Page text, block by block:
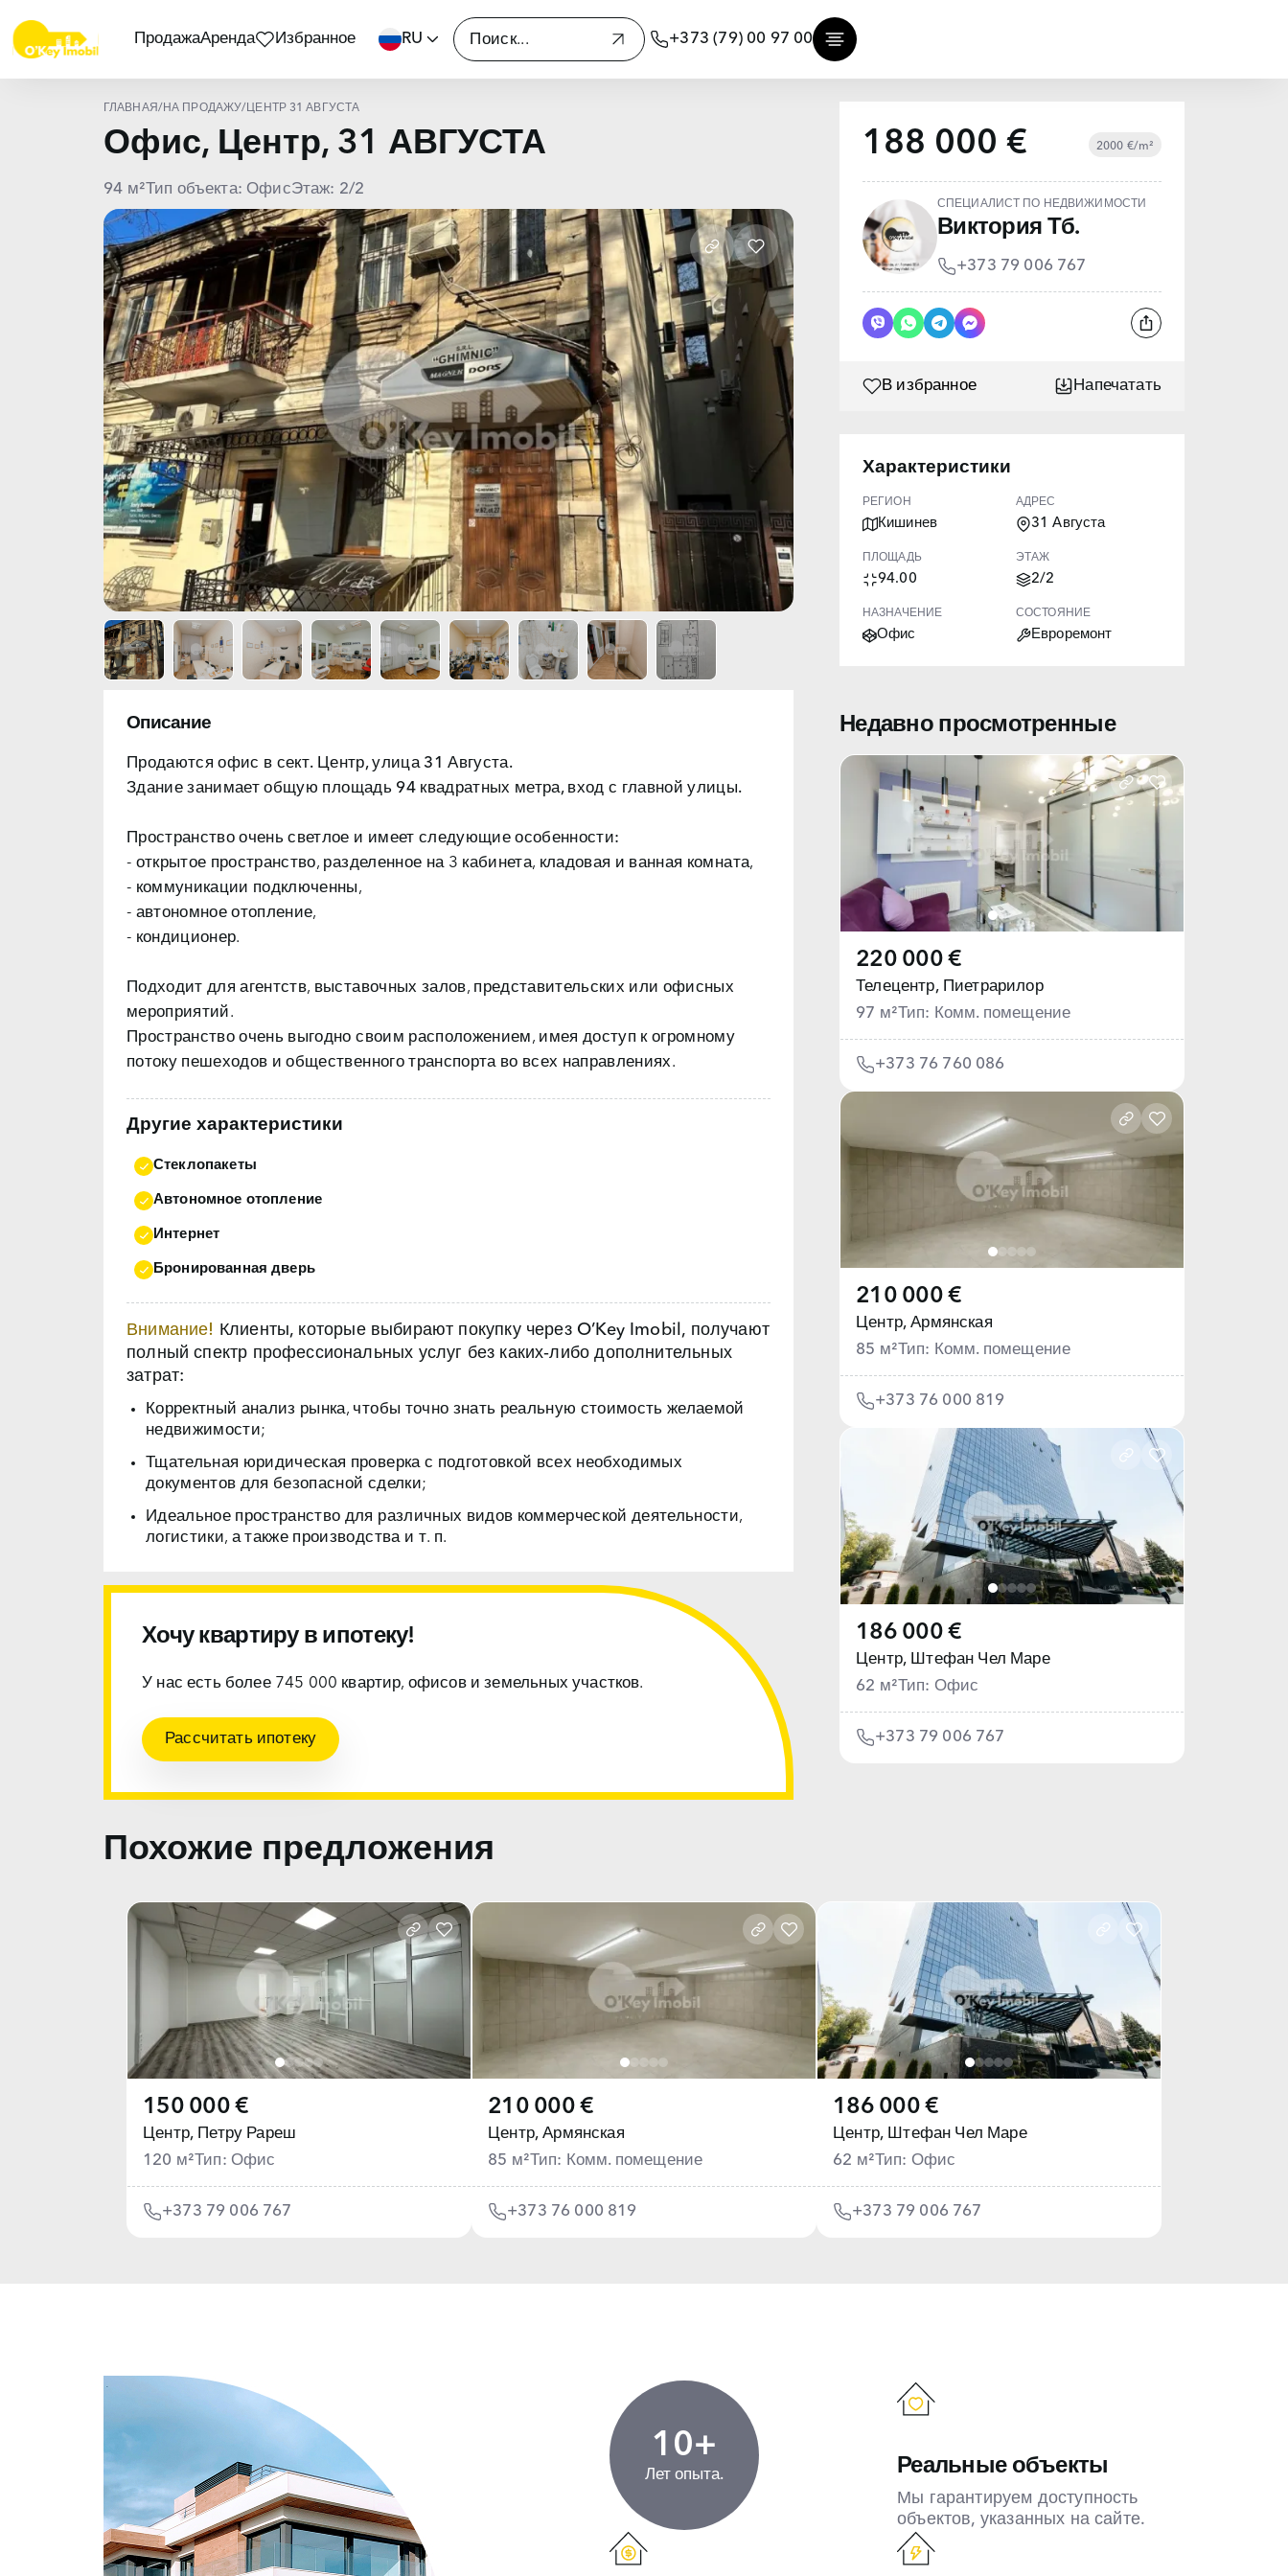
ПродажаАренда Избранное RU +373 (79) 00 97 00
ГЛАВНАЯ/ НА ПРОДАЖУ/ ЦЕНТР 31 АВГУСТА
Офис, Центр, 31 АВГУСТА
94 м²Тип объекта: ОфисЭтаж: 2/2
Описание
Продаются офис в сект. Центр, улица 31 Августа.
Здание занимаетобщую площадь 94 квадратных метра, вход с главной улицы.
Пространство очень светлое и имеет следующиеособенности:
- открытое пространство, разделенное на 3 кабинета, кладовая и ванная комната,
- коммуникации подключенны,
- автономное отопление,
- кондиционер.
Подходит для агентств, выставочных залов, представительских или офисных
мероприятий.
Пространство очень выгодно своим расположением, имея доступ к огромному
потоку пешеходов и общественного транспорта во всех направлениях.
Другие характеристики
Стеклопакеты
Автономное отопление
Интернет
Бронированная дверь
Внимание!
Клиенты, которые выбирают покупку через O’Key Imobil, получают
полный спектр профессиональных услуг без каких‑либо дополнительных
затрат:
Корректный анализ рынка, чтобы точно знать реальную стоимость желаемой
недвижимости;
Тщательная юридическая проверка с подготовкой всех необходимых
документов для безопасной сделки;
Идеальное пространство для различных видов коммерческой деятельности,
логистики, а также производства и т. п.
Хочу квартиру в ипотеку!
У нас есть более 745 000 квартир, офисов и земельных участков.
Рассчитать ипотеку
188 000 € 2000 €/m²
СПЕЦИАЛИСТ ПО НЕДВИЖИМОСТИ
Виктория Тб.
+373 79 006 767
В избранное Напечатать
Характеристики
РЕГИОН
Кишинев
АДРЕС
31 Августа
ПЛОЩАДЬ
94.00
ЭТАЖ
2/2
НАЗНАЧЕНИЕ
Офис
СОСТОЯНИЕ
Евроремонт
Недавно просмотренные
220 000 €
Телецентр,Пиетрарилор
97 м²Тип: Комм. помещение
+373 76 760 086
210 000 €
Центр, Армянская
85 м²Тип: Комм. помещение
+373 76 000 819
186 000 €
Центр, Штефан Чел Маре
62 м²Тип: Офис
+373 79 006 767
Похожие предложения
150 000 €
Центр, Петру Рареш
120 м²Тип: Офис
+373 79 006 767
210 000 €
Центр, Армянская
85 м²Тип: Комм. помещение
+373 76 000 819
186 000 €
Центр, Штефан Чел Маре
62 м²Тип: Офис
+373 79 006 767
10+
Лет опыта. Реальные объекты
Мы гарантируем доступность
объектов, указанных на сайте.